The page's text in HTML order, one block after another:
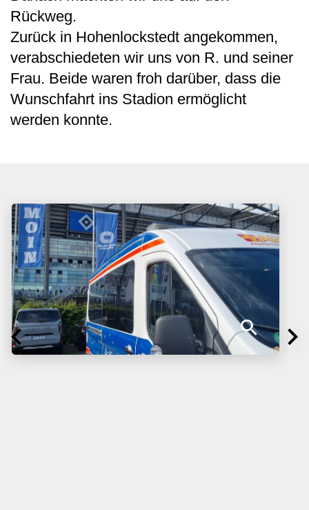
Rückweg.
Zurück in Hohenlockstedt angekommen,
verabschiedeten wir uns von R. und seiner
Frau. Beide waren froh darüber, dass die
Wunschfahrt ins Stadion ermöglicht
werden konnte.